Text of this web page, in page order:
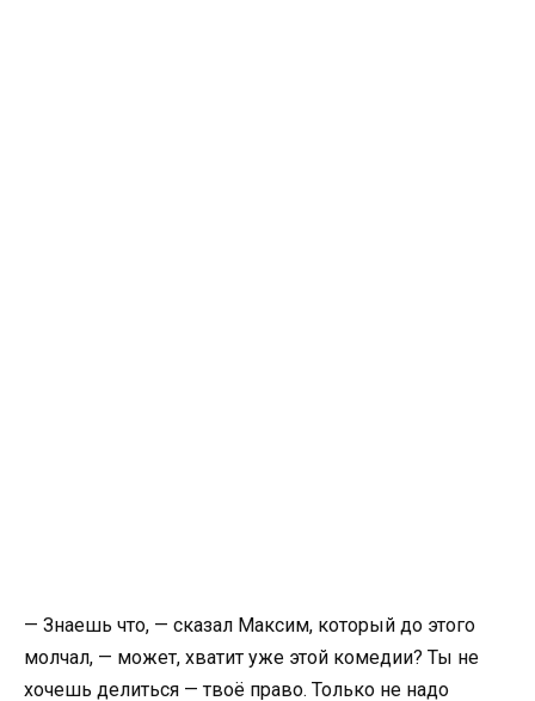
— Знаешь что, — сказал Максим, который до этого
молчал, — может, хватит уже этой комедии? Ты не
хочешь делиться — твоё право. Только не надо